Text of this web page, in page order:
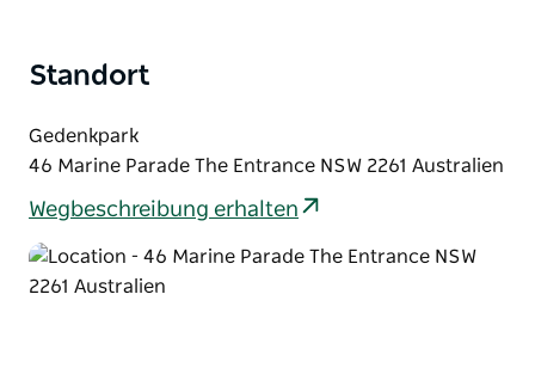
Feuerwerkshimmel, der das Jahr 2026 mit einem
farbenprächtigen Feuerwerk begrüßt.
Standort
Gedenkpark
46 Marine Parade The Entrance NSW 2261 Australien
Wegbeschreibung erhalten